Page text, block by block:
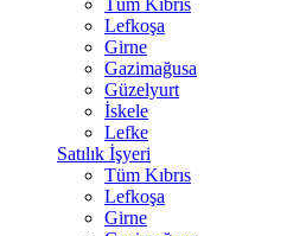
Tüm Kıbrıs
Lefkoşa
Girne
Gazimağusa
Güzelyurt
İskele
Lefke
Satılık İşyeri
Tüm Kıbrıs
Lefkoşa
Girne